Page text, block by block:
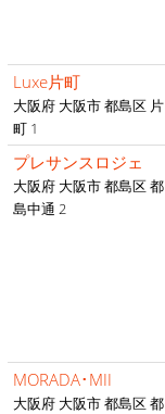
Luxe片町
大阪府 大阪市 都島区 片
町 1
プレサンスロジェ
大阪府 大阪市 都島区 都
島中通 2
MORADA･MII
大阪府 大阪市 都島区 都